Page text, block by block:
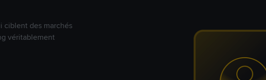
ciblent des marchés
véritablement